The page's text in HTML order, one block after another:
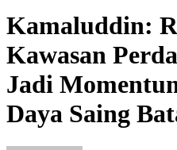
Kamaluddin:
Kawasan
Jadi
Daya Saing